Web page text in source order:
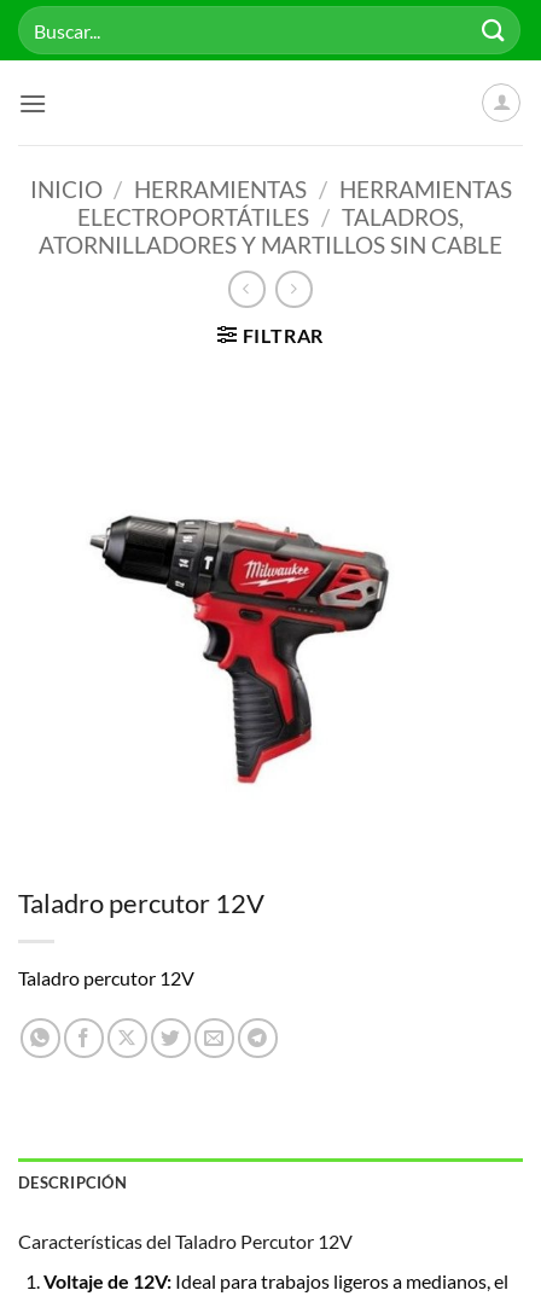
Saltar
Buscar
por:
INICIO / HERRAMIENTAS / HERRAMIENTAS
ELECTROPORTÁTILES / TALADROS,
ATORNILLADORES Y MARTILLOS SIN CABLE
FILTRAR
Taladro percutor 12V
Taladro percutor 12V
DESCRIPCIÓN
Características del Taladro Percutor 12V
Voltaje de 12V:Ideal para trabajos ligeros a medianos, el